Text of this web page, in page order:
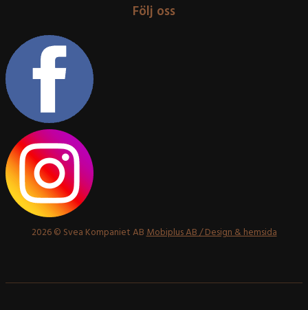
Följ oss
2026 © Svea Kompaniet ABMobiplus AB / Design & hemsida